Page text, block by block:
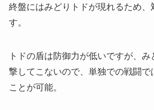
終盤にはみどりトドが現れるため、
す。
トドの盾は防御力が低いですが、
撃してこないので、単独での戦闘で
ことが可能。